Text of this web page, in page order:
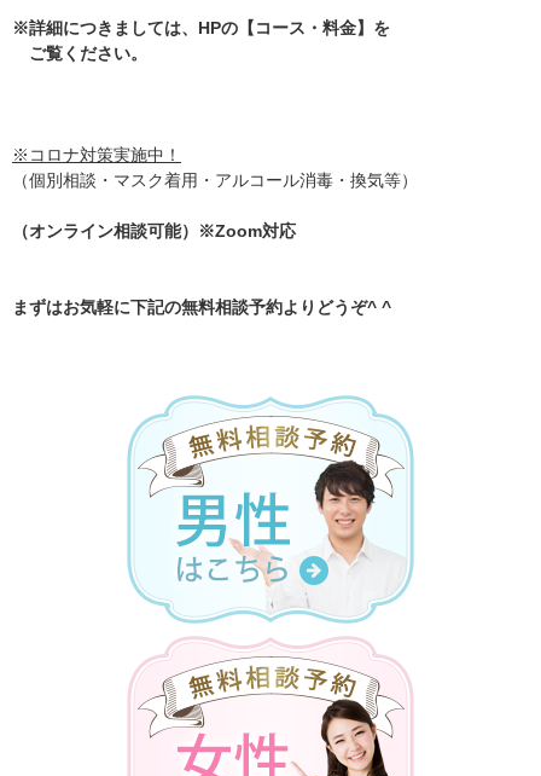
※詳細につきましては、HPの【コース・料金】を
ご覧ください。
※コロナ対策実施中！
（個別相談・マスク着用・アルコール消毒・換気等）
（オンライン相談可能）※Zoom対応
まずはお気軽に下記の無料相談予約よりどうぞ^ ^